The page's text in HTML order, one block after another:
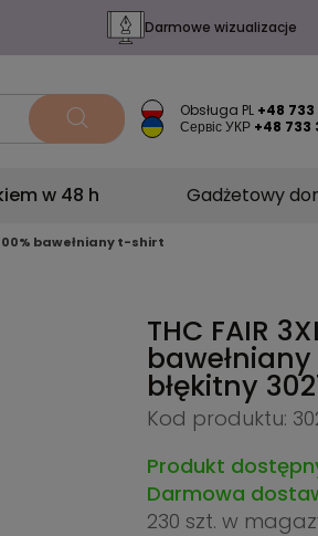
Darmowe wizualizacje
Obsługa PL +48
Сервіс УКР +48 733
w 48 h Gadżetowy
100% bawełniany t-shirt
THC FAIR
błękitny
Kod produktu:
Produkt
Darmowa
230 szt. w